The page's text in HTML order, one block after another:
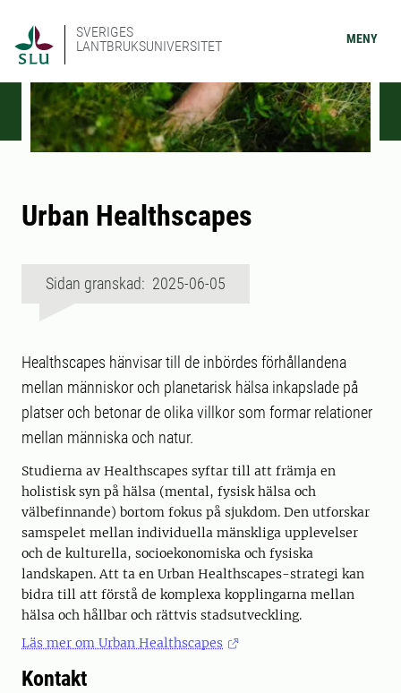
SVERIGES
LANTBRUKSUNIVERSITET
MENY
Urban Healthscapes
Sidan granskad: 2025-06-05
Healthscapes hänvisar till de inbördes förhållandena
mellan människor och planetarisk hälsa inkapslade på
platser och betonar de olika villkor som formar relationer
mellan människa och natur.
Studierna av Healthscapes syftar till att främja en
holistisk syn på hälsa (mental, fysisk hälsa och
välbefinnande) bortom fokus på sjukdom. Den utforskar
samspelet mellan individuella mänskliga upplevelser
och de kulturella, socioekonomiska och fysiska
landskapen. Att ta en Urban Healthscapes-strategi kan
bidra till att förstå de komplexa kopplingarna mellan
hälsa och hållbar och rättvis stadsutveckling.
Läs mer om Urban Healthscapes
Kontakt